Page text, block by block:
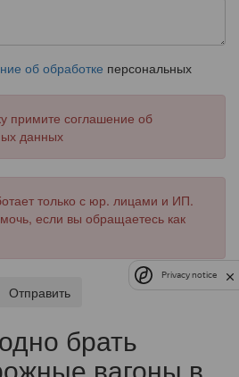
об обработке персональных
примите соглашение об
данных
только с юр. лицами и ИП.
если вы обращаетесь как
Отправить
брать
Privacy notice